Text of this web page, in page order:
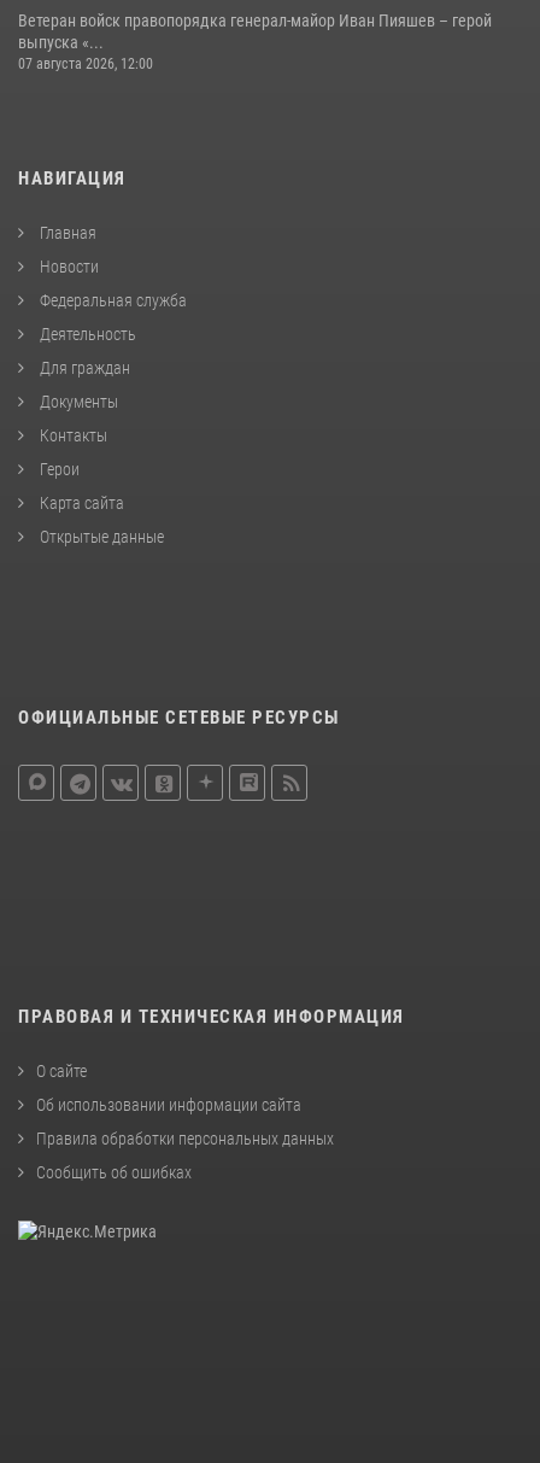
Ветеран войск правопорядка генерал-майор Иван Пияшев – герой
выпуска «...
07 августа 2026, 12:00
НАВИГАЦИЯ
Главная
Новости
Федеральная служба
Деятельность
Для граждан
Документы
Контакты
Герои
Карта сайта
Открытые данные
ОФИЦИАЛЬНЫЕ СЕТЕВЫЕ РЕСУРСЫ
ПРАВОВАЯ И ТЕХНИЧЕСКАЯ ИНФОРМАЦИЯ
О сайте
Об использовании информации сайта
Правила обработки персональных данных
Сообщить об ошибках